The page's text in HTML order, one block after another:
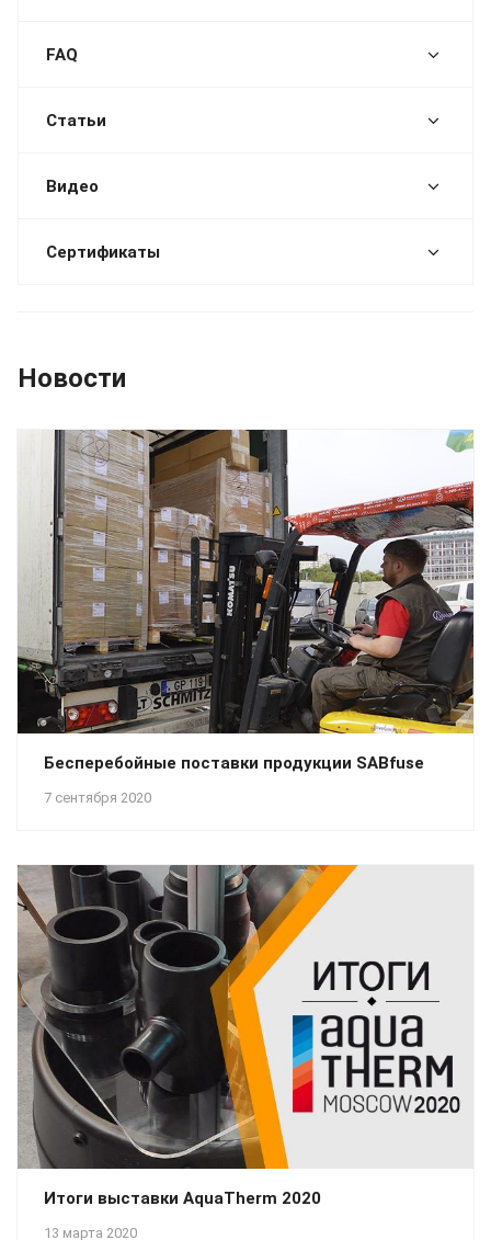
FAQ
Статьи
Видео
Сертификаты
Новости
7 сентября 2020
Бесперебойные поставки продукции SABfuse
13 марта 2020
Итоги выставки AquaTherm 2020